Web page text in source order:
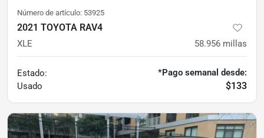
Número de artículo: 53925
2021 TOYOTA RAV4
XLE 58.956 millas
Estado:
Usado
*Pago semanal desde:
$133